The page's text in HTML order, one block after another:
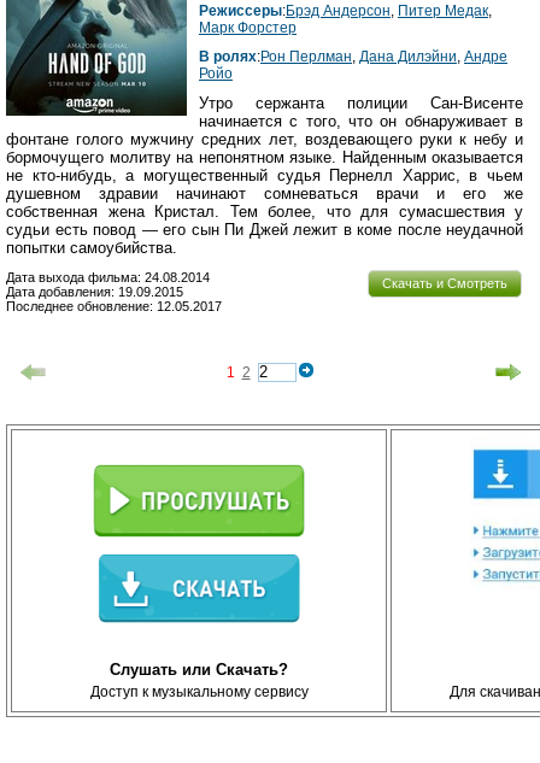
Режиссеры:Брэд Андерсон, Питер Медак,
Марк Форстер
В ролях:Рон Перлман, Дана Дилэйни, Андре
Ройо
Утро сержанта полиции Сан-Висенте
начинается с того, что он обнаруживает в
фонтане голого мужчину средних лет, воздевающего руки к небу и
бормочущего молитву на непонятном языке. Найденным оказывается
не кто-нибудь, а могущественный судья Пернелл Харрис, в чьем
душевном здравии начинают сомневаться врачи и его же
собственная жена Кристал. Тем более, что для сумасшествия у
судьи есть повод — его сын Пи Джей лежит в коме после неудачной
попытки самоубийства.
Скачать и Смотреть
Дата выхода фильма: 24.08.2014
Дата добавления: 19.09.2015
Последнее обновление: 12.05.2017
1 2
Слушать или Скачать?
Доступ к музыкальному сервису Для